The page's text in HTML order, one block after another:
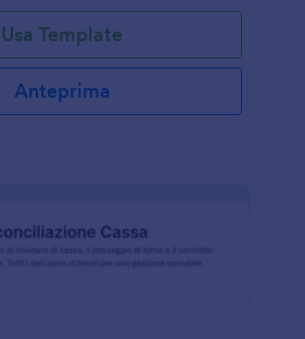
Usa Template
Anteprima